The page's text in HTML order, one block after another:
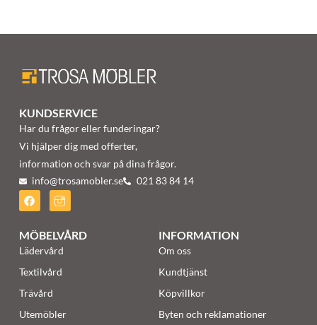
KUNDSERVICE
Har du frågor eller funderingar?
Vi hjälper dig med offerter,
information och svar på dina frågor.
info@trosamobler.se 021 83 84 14
MÖBELVÅRD
Lädervård
Textilvård
Trävård
Utemöbler
INFORMATION
Om oss
Kundtjänst
Köpvillkor
Byten och reklamationer